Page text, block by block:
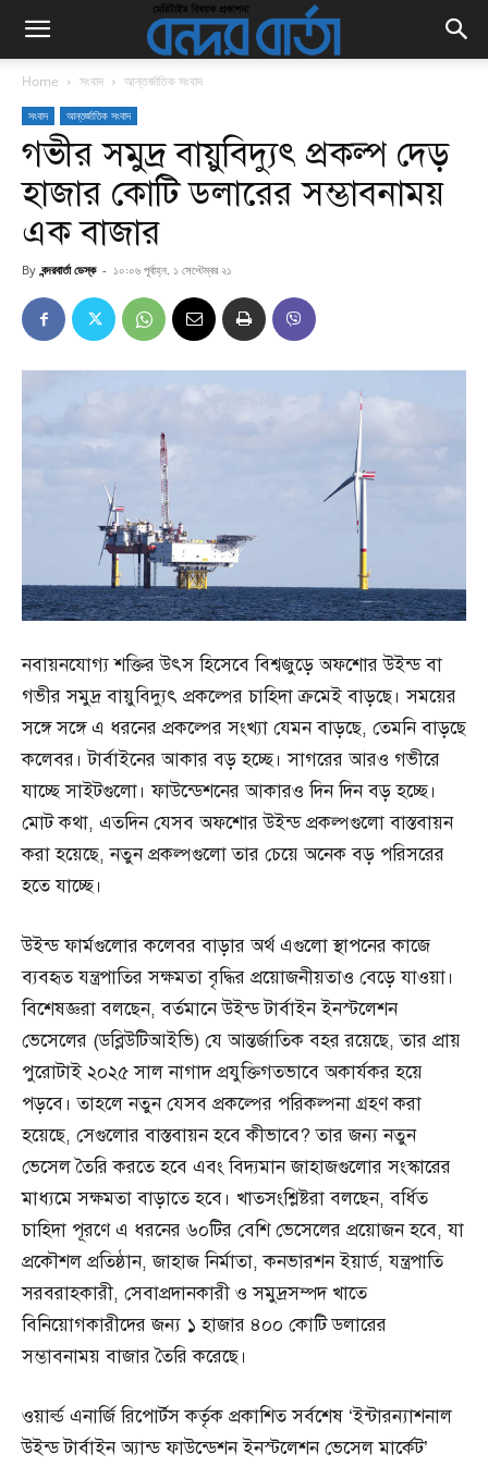
Home সংবাদ আন্তর্জাতিক সংবাদ
সংবাদ আন্তর্জাতিক সংবাদ
গভীর সমুদ্র বায়ুবিদ্যুৎ প্রকল্প দেড়
হাজার কোটি ডলারের সম্ভাবনাময়
এক বাজার
By বন্দরবার্তা ডেস্ক - ১০:০৬ পূর্বাহ্ন, ১ সেপ্টেম্বর ২১
নবায়নযোগ্য শক্তির উৎস হিসেবে বিশ্বজুড়ে অফশোর উইন্ড বা
গভীর সমুদ্র বায়ুবিদ্যুৎ প্রকল্পের চাহিদা ক্রমেই বাড়ছে। সময়ের
সঙ্গে সঙ্গে এ ধরনের প্রকল্পের সংখ্যা যেমন বাড়ছে, তেমনি বাড়ছে
কলেবর। টার্বাইনের আকার বড় হচ্ছে। সাগরের আরও গভীরে
যাচ্ছে সাইটগুলো। ফাউন্ডেশনের আকারও দিন দিন বড় হচ্ছে।
মোট কথা, এতদিন যেসব অফশোর উইন্ড প্রকল্পগুলো বাস্তবায়ন
করা হয়েছে, নতুন প্রকল্পগুলো তার চেয়ে অনেক বড় পরিসরের
হতে যাচ্ছে।
উইন্ড ফার্মগুলোর কলেবর বাড়ার অর্থ এগুলো স্থাপনের কাজে
ব্যবহৃত যন্ত্রপাতির সক্ষমতা বৃদ্ধির প্রয়োজনীয়তাও বেড়ে যাওয়া।
বিশেষজ্ঞরা বলছেন, বর্তমানে উইন্ড টার্বাইন ইনস্টলেশন
ভেসেলের (ডব্লিউটিআইভি) যে আন্তর্জাতিক বহর রয়েছে, তার প্রায়
পুরোটাই ২০২৫ সাল নাগাদ প্রযুক্তিগতভাবে অকার্যকর হয়ে
পড়বে। তাহলে নতুন যেসব প্রকল্পের পরিকল্পনা গ্রহণ করা
হয়েছে, সেগুলোর বাস্তবায়ন হবে কীভাবে? তার জন্য নতুন
ভেসেল তৈরি করতে হবে এবং বিদ্যমান জাহাজগুলোর সংস্কারের
মাধ্যমে সক্ষমতা বাড়াতে হবে। খাতসংশ্লিষ্টরা বলছেন, বর্ধিত
চাহিদা পূরণে এ ধরনের ৬০টির বেশি ভেসেলের প্রয়োজন হবে, যা
প্রকৌশল প্রতিষ্ঠান, জাহাজ নির্মাতা, কনভারশন ইয়ার্ড, যন্ত্রপাতি
সরবরাহকারী, সেবাপ্রদানকারী ও সমুদ্রসম্পদ খাতে
বিনিয়োগকারীদের জন্য ১ হাজার ৪০০ কোটি ডলারের
সম্ভাবনাময় বাজার তৈরি করেছে।
ওয়ার্ল্ড এনার্জি রিপোর্টস কর্তৃক প্রকাশিত সর্বশেষ ‘ইন্টারন্যাশনাল
উইন্ড টার্বাইন অ্যান্ড ফাউন্ডেশন ইনস্টলেশন ভেসেল মার্কেট’